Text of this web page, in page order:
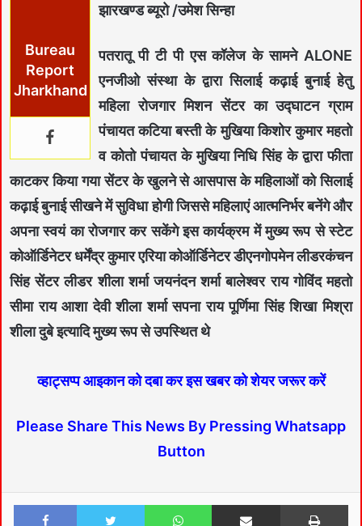
Bureau
Report
Jharkhand
झारखण्ड ब्यूरो /उमेश सिन्हा
पतरातू पी टी पी एस कॉलेज के सामने ALONE
एनजीओ संस्था के द्वारा सिलाई कढ़ाई बुनाई हेतु
महिला रोजगार मिशन सेंटर का उद्घाटन ग्राम
पंचायत कटिया बस्ती के मुखिया किशोर कुमार महतो
व कोतो पंचायत के मुखिया निधि सिंह के द्वारा फीता
काटकर किया गया सेंटर के खुलने से आसपास के महिलाओं को सिलाई
कढ़ाई बुनाई सीखने में सुविधा होगी जिससे महिलाएं आत्मनिर्भर बनेंगे और
अपना स्वयं का रोजगार कर सकेंगे इस कार्यक्रम में मुख्य रूप से स्टेट
कोऑर्डिनेटर धर्मेंद्र कुमार एरिया कोऑर्डिनेटर डीएनगोपमेन लीडरकंचन
सिंह सेंटर लीडर शीला शर्मा जयनंदन शर्मा बालेश्वर राय गोविंद महतो
सीमा राय आशा देवी शीला शर्मा सपना राय पूर्णिमा सिंह शिखा मिश्रा
शीला दुबे इत्यादि मुख्य रूप से उपस्थित थे
व्हाट्सप्प आइकान को दबा कर इस खबर को शेयर जरूर करें
Please Share This News By Pressing Whatsapp
Button